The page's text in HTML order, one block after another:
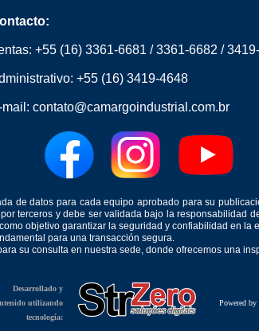
+55 (16) 3361-6681 /3361-6682 /
+55 (16) 3419-4648
mail: contato@camargoindustrial.com.br
de datos para cada equipo aprobado para su
terceros y debe ser validada bajo la responsabilidad
objetivo garantizar la seguridad y confiabilidad en
para una transacción segura.
su consulta en nuestra sede, donde ofrecemos una
Desarrollado y
utilizando
tecnología:
Powered by